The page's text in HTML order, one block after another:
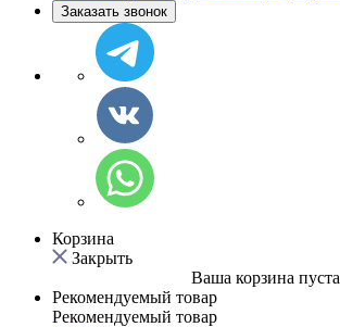
Заказать звонок
Корзина
Закрыть
Ваша корзина пуста
Рекомендуемый товар
Рекомендуемый товар